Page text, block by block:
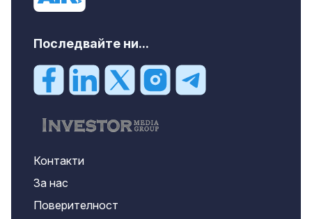
Последвайте ни...
Контакти
За нас
Поверителност